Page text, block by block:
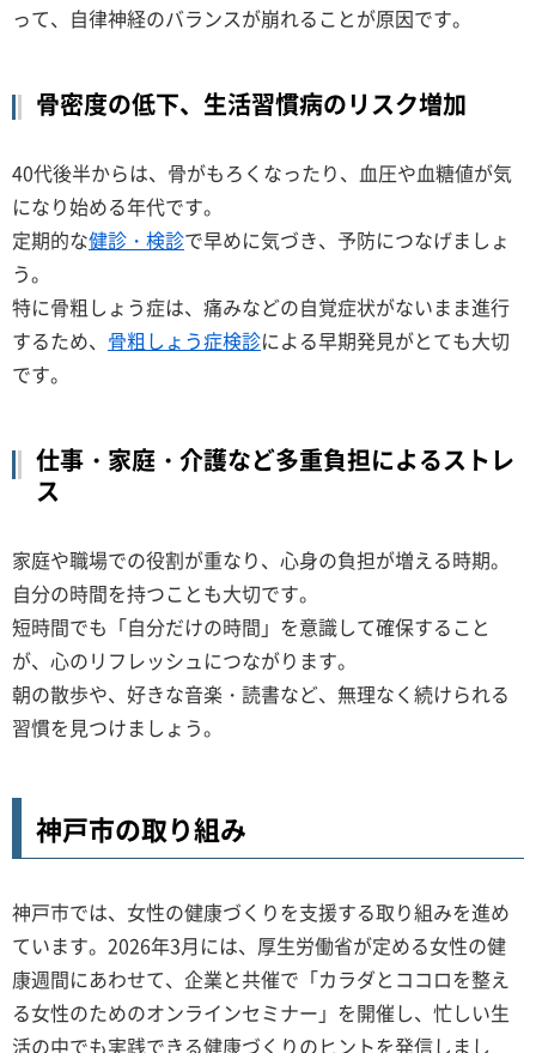
って、自律神経のバランスが崩れることが原因です。
骨密度の低下、生活習慣病のリスク増加
40代後半からは、骨がもろくなったり、血圧や血糖値が気
になり始める年代です。
定期的な健診・検診で早めに気づき、予防につなげましょ
う。
特に骨粗しょう症は、痛みなどの自覚症状がないまま進行
するため、 骨粗しょう症検診による早期発見がとても大切
です。
仕事・家庭・介護など多重負担によるストレ
ス
家庭や職場での役割が重なり、心身の負担が増える時期。
自分の時間を持つことも大切です。
短時間でも「自分だけの時間」を意識して確保すること
が、心のリフレッシュにつながります。
朝の散歩や、好きな音楽・読書など、無理なく続けられる
習慣を見つけましょう。
神戸市の取り組み
神戸市では、女性の健康づくりを支援する取り組みを進め
ています。2026年3月には、厚生労働省が定める女性の健
康週間にあわせて、企業と共催で「カラダとココロを整え
る女性のためのオンラインセミナー」を開催し、忙しい生
活の中でも実践できる健康づくりのヒントを発信しまし